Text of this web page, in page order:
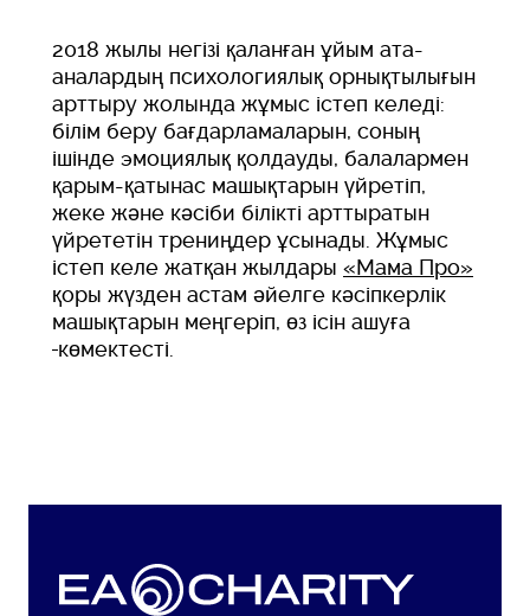
2018 жылы негізі қаланған ұйым ата-
аналардың психологиялық орнықтылығын
арттыру жолында жұмыс істеп келеді:
білім беру бағдарламаларын, соның
ішінде эмоциялық қолдауды, балалармен
қарым-қатынас машықтарын үйретіп,
жеке және кәсіби білікті арттыратын
үйрететін трениңдер ұсынады. Жұмыс
істеп келе жатқан жылдары «Мама Про»
қоры жүзден астам әйелге кәсіпкерлік
машықтарын меңгеріп, өз ісін ашуға
көмектесті.